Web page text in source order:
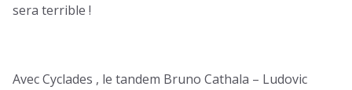
sera terrible !
Avec Cyclades , le tandem Bruno Cathala – Ludovic